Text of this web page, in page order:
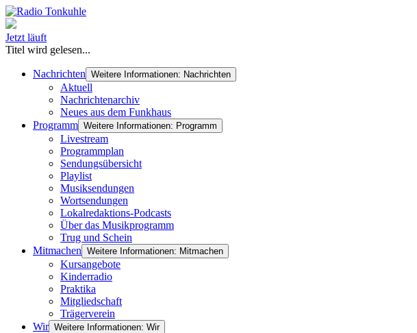
Jetzt läuft
Titel wird gelesen...
Nachrichten Weitere Informationen: Nachrichten
Aktuell
Nachrichtenarchiv
Neues aus dem Funkhaus
Programm Weitere Informationen: Programm
Livestream
Programmplan
Sendungsübersicht
Playlist
Musiksendungen
Wortsendungen
Lokalredaktions-Podcasts
Über das Musikprogramm
Trug und Schein
Mitmachen Weitere Informationen: Mitmachen
Kursangebote
Kinderradio
Praktika
Mitgliedschaft
Trägerverein
Wir Weitere Informationen: Wir